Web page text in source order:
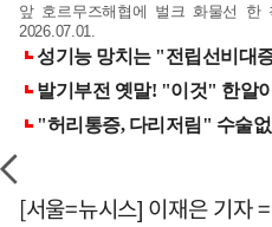
앞 호르무즈해협에 벌크 화물선 한
2026.07.01.
[서울=뉴시스] 이재은 기자